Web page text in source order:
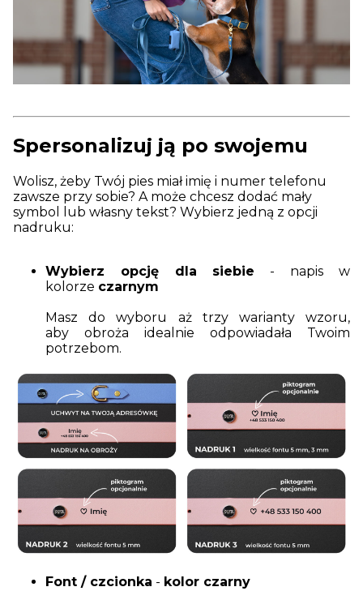
Spersonalizuj ją po swojemu
Wolisz, żeby Twój pies miał imię i numer telefonu
zawsze przy sobie? A może chcesz dodać mały
symbol lub własny tekst? Wybierz jedną z opcji
nadruku:
Wybierz opcję dla siebie - napis w
kolorze czarnym
Masz do wyboru aż trzy warianty wzoru,
aby obroża idealnie odpowiadała Twoim
potrzebom.
Font / czcionka - kolor czarny